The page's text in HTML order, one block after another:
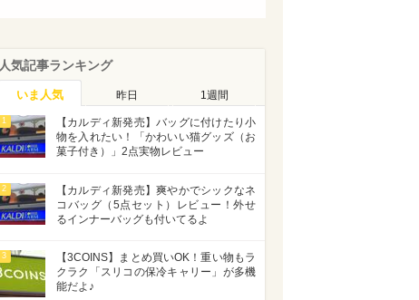
人気記事ランキング
いま人気 昨日 1週間
1
【カルディ新発売】バッグに付けたり小
物を入れたい！「かわいい猫グッズ（お
菓子付き）」2点実物レビュー
2
【カルディ新発売】爽やかでシックなネ
コバッグ（5点セット）レビュー！外せ
るインナーバッグも付いてるよ
3
【3COINS】まとめ買いOK！重い物もラ
クラク「スリコの保冷キャリー」が多機
能だよ♪